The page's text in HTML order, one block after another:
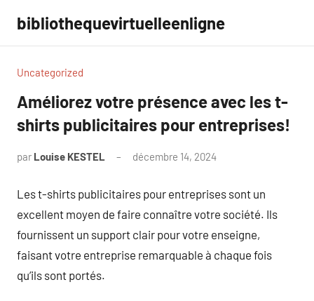
contenu
bibliothequevirtuelleenligne
Uncategorized
Améliorez votre présence avec les t-
shirts publicitaires pour entreprises!
par Louise KESTEL décembre 14, 2024
Les t-shirts publicitaires pour entreprises sont un
excellent moyen de faire connaître votre société. Ils
fournissent un support clair pour votre enseigne,
faisant votre entreprise remarquable à chaque fois
qu’ils sont portés.